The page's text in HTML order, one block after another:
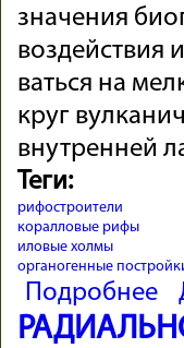
значе­ния
ваться на
круг
внут­ренней
Теги:
рифостроители
коралловые рифы
иловые холмы
органогенные
Подробнее о